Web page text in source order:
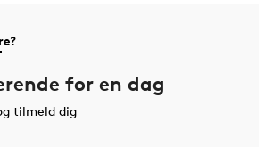
for en dag
tilmeld dig